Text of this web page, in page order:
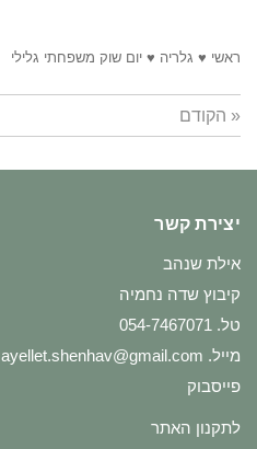
ראשי ♥ גלריה ♥ יום שוק משפחתי גלילי
« הקודם
יצירת קשר
אילת שנהב
קיבוץ שדה נחמיה
טל. 054-7467071
מייל. ayellet.shenhav@gmail.com
פייסבוק
לתקנון האתר